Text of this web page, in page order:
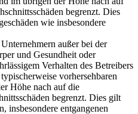
begrenzt. Dies
wie insbesondere
außer bei der
und Gesundheit oder
Verhalten des Betreibers
vorhersehbaren
Höhe nach auf die
begrenzt. Dies gilt
insbesondere entgangenen